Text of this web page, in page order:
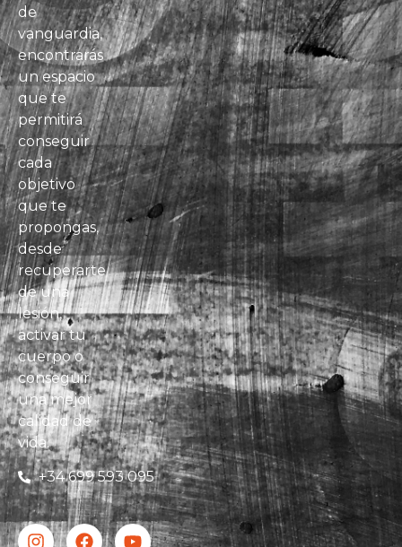
de
vanguardia,
encontrarás
un espacio
que te
permitirá
conseguir
cada
objetivo
que te
propongas,
desde
recuperarte
de una
lesión,
activar tu
cuerpo o
conseguir
una mejor
calidad de
vida.
+34 699 593 095